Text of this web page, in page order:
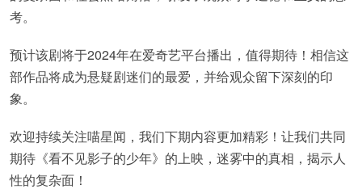
考。
预计该剧将于2024年在爱奇艺平台播出，值得期待！相信这
部作品将成为悬疑剧迷们的最爱，并给观众留下深刻的印
象。
欢迎持续关注喵星闻，我们下期内容更加精彩！让我们共同
期待《看不见影子的少年》的上映，迷雾中的真相，揭示人
性的复杂面！